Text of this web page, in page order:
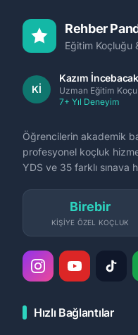
Rehber
Eğitim Koçluğu
Kİ
Kazım İncebacak
Uzman Eğitim Koçu
7+ Yıl Deneyim
Öğrencilerin akademik
profesyonel koçluk
YDS ve 35 farklı sınava
Birebir
KIŞIYE ÖZEL KOÇLUK
Hızlı Bağlantılar